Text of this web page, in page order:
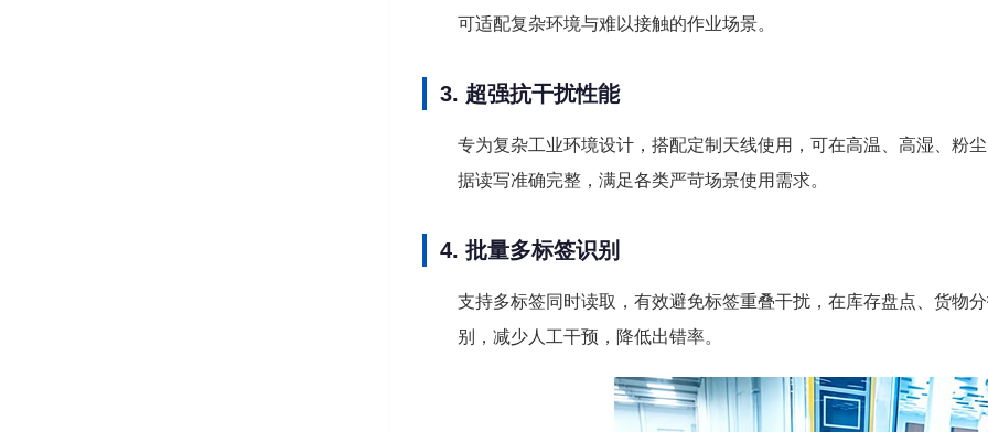
可适配复杂环境与难以接触的作业场景。
3. 超强抗干扰性能
专为复杂工业环境设计，搭配定制天线使用，可在高温、高湿、粉
据读写准确完整，满足各类严苛场景使用需求。
4. 批量多标签识别
支持多标签同时读取，有效避免标签重叠干扰，在库存盘点、货物
别，减少人工干预，降低出错率。